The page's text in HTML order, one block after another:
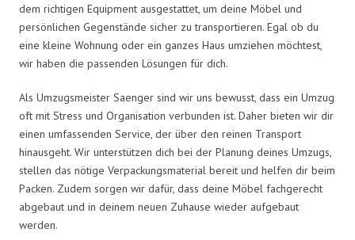
dem richtigen Equipment ausgestattet, um deine Möbel und
persönlichen Gegenstände sicher zu transportieren. Egal ob du
eine kleine Wohnung oder ein ganzes Haus umziehen möchtest,
wir haben die passenden Lösungen für dich.
Als Umzugsmeister Saenger sind wir uns bewusst, dass ein Umzug
oft mit Stress und Organisation verbunden ist. Daher bieten wir dir
einen umfassenden Service, der über den reinen Transport
hinausgeht. Wir unterstützen dich bei der Planung deines Umzugs,
stellen das nötige Verpackungsmaterial bereit und helfen dir beim
Packen. Zudem sorgen wir dafür, dass deine Möbel fachgerecht
abgebaut und in deinem neuen Zuhause wieder aufgebaut
werden.